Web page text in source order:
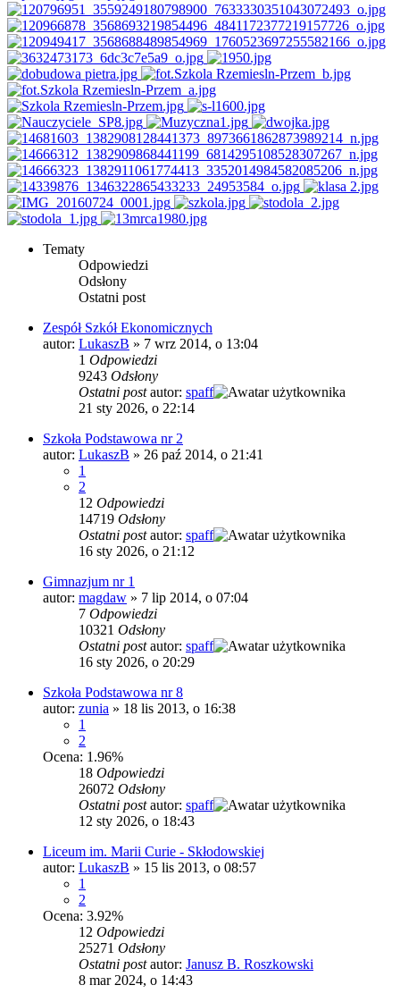
Tematy
Odpowiedzi
Odsłony
Ostatni post
Zespół Szkół Ekonomicznych
autor: LukaszB » 7 wrz 2014, o 13:04
1 Odpowiedzi
9243 Odsłony
Ostatni postautor: spaff
21 sty 2026, o 22:14
Szkoła Podstawowa nr 2
autor: LukaszB » 26 paź 2014, o 21:41
1
2
12 Odpowiedzi
14719 Odsłony
Ostatni postautor: spaff
16 sty 2026, o 21:12
Gimnazjum nr 1
autor: magdaw » 7 lip 2014, o 07:04
7 Odpowiedzi
10321 Odsłony
Ostatni postautor: spaff
16 sty 2026, o 20:29
Szkoła Podstawowa nr 8
autor: zunia » 18 lis 2013, o 16:38
1
2
Ocena: 1.96%
18 Odpowiedzi
26072 Odsłony
Ostatni postautor: spaff
12 sty 2026, o 18:43
Liceum im. Marii Curie - Skłodowskiej
autor: LukaszB » 15 lis 2013, o 08:57
1
2
Ocena: 3.92%
12 Odpowiedzi
25271 Odsłony
Ostatni postautor: Janusz B. Roszkowski
8 mar 2024, o 14:43